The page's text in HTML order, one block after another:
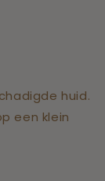
huid.
een klein